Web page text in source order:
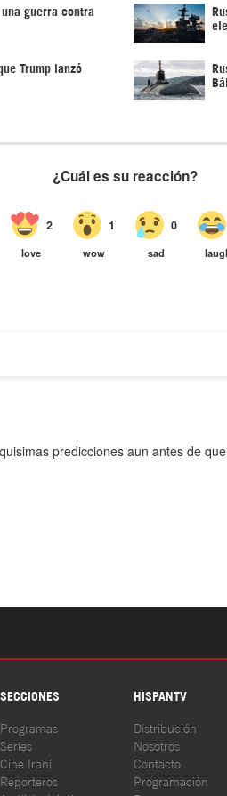
una guerra contra
Trump lanzó
SECCIONES HISPANTV
Programas
Series
Cine Iraní
Reporteros
Distribución
Nosotros
Contacto
Programación